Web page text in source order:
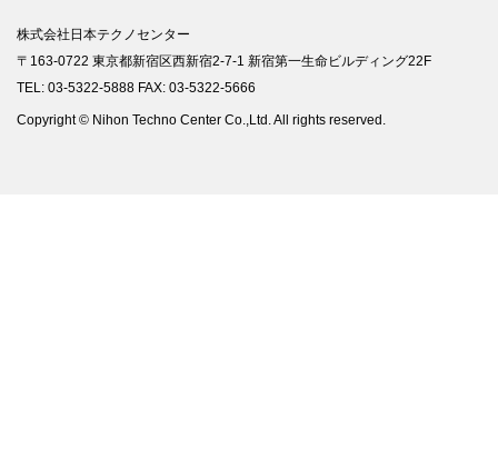
株式会社日本テクノセンター
〒163-0722 東京都新宿区西新宿2-7-1 新宿第一生命ビルディング22F
TEL: 03-5322-5888 FAX: 03-5322-5666
Copyright © Nihon Techno Center Co.,Ltd. All rights reserved.